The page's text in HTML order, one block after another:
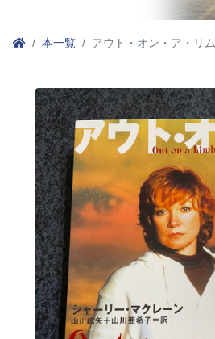
本一覧 アウト・オン・ア・リム